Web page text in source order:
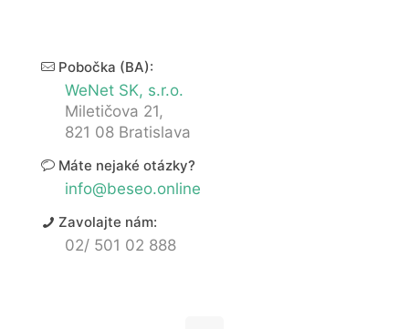
Pobočka (BA):
WeNet SK, s.r.o.
Miletičova 21,
821 08 Bratislava
Máte nejaké otázky?
info@beseo.online
Zavolajte nám:
02/ 501 02 888